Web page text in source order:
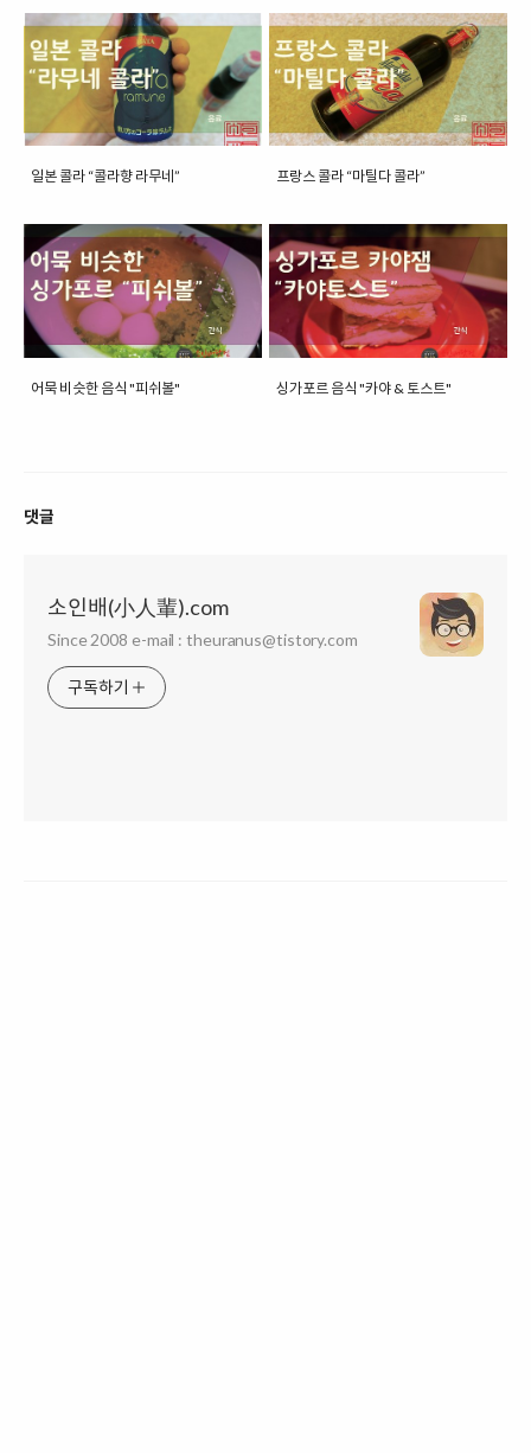
일본 콜라 “콜라향 라무네” 프랑스 콜라 “마틸다 콜라”
어묵 비슷한 음식 "피쉬볼" 싱가포르 음식 "카야 & 토스트"
댓글
소인배(小人輩).com
Since 2008 e-mail : theuranus@tistory.com
구독하기